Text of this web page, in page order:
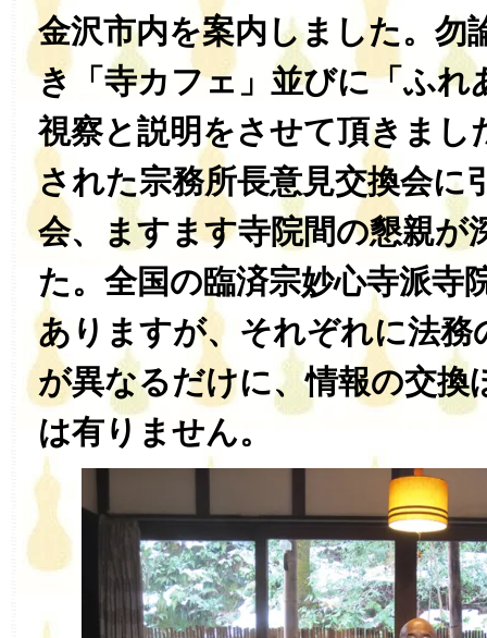
金沢市内を案内しました。勿
き「寺カフェ」並びに「ふれ
視察と説明をさせて頂きまし
された宗務所長意見交換会に
会、ますます寺院間の懇親が
た。全国の臨済宗妙心寺派寺
ありますが、それぞれに法務
が異なるだけに、情報の交換
は有りません。